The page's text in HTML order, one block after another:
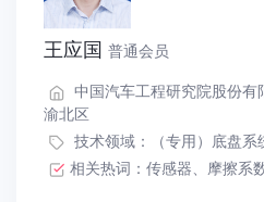
王应国 普通会员
中国汽车工程研究院股份有
渝北区
技术领域：
（专用）底盘
相关热词： 传感器、 摩擦系